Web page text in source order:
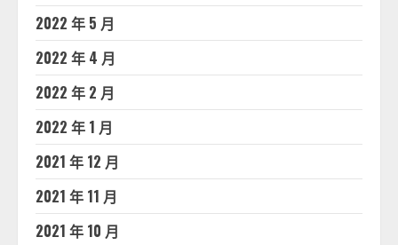
2022 年 5 月
2022 年 4 月
2022 年 2 月
2022 年 1 月
2021 年 12 月
2021 年 11 月
2021 年 10 月